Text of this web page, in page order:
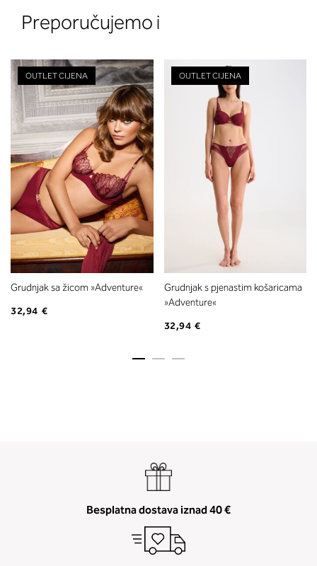
Preporučujemo i
OUTLET CIJENA
Grudnjak sa žicom »Adventure«
32,94 €
OUTLET CIJENA
Grudnjak s pjenastim košaricama
»Adventure«
32,94 €
Besplatna dostava iznad 40 €
2. Prsni obseg
Izmerite prsni obseg. Šiviljski
položite čez hrbet v višini
izreza in čez prsi, v višini bradavic
vdolbine med prsmi. V razdelku 2.
boste prebrali, katera globina
ustreza vaši meri (A, B …) – iščite v
stolpcu, ki ste ga določili s
obsegom.